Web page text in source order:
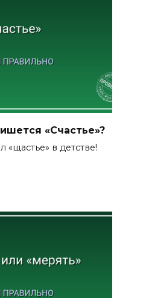
«Счастье»?
«щастье» в детстве!